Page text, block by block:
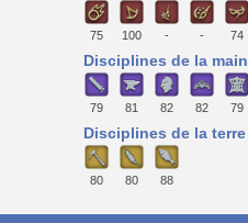
75 100 - - 74
Disciplines de la main
79 81 82 82 79
Disciplines de la terre
80 80 88